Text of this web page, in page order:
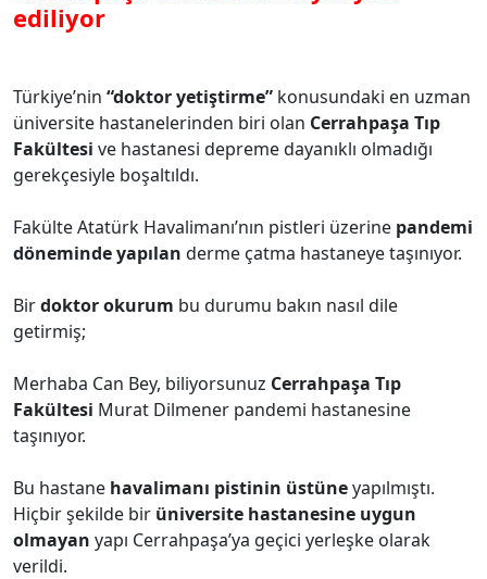
ediliyor
Türkiye’nin “doktor yetiştirme” konusundaki en uzman
üniversite hastanelerinden biri olan Cerrahpaşa Tıp
Fakültesi ve hastanesi depreme dayanıklı olmadığı
gerekçesiyle boşaltıldı.
Fakülte Atatürk Havalimanı’nın pistleri üzerine pandemi
döneminde yapılan derme çatma hastaneye taşınıyor.
Birdoktor okurum bu durumu bakın nasıl dile
getirmiş;
Merhaba Can Bey, biliyorsunuz Cerrahpaşa Tıp
Fakültesi Murat Dilmener pandemi hastanesine
taşınıyor.
Bu hastane havalimanı pistinin üstüneyapılmıştı.
Hiçbir şekilde bir üniversite hastanesine uygun
olmayan yapı Cerrahpaşa’ya geçici yerleşke olarak
verildi.